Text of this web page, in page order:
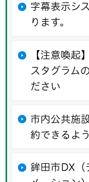
字幕表示シ
ります。
【注意喚起
スタグラム
ださい
市内公共施
約できるよ
鉾田市DX（